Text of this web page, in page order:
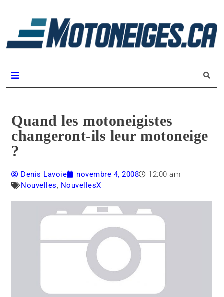
Quand les motoneigistes
changeront-ils leur motoneige
?
Denis Lavoie novembre 4, 2008
12:00 am
Nouvelles, NouvellesX